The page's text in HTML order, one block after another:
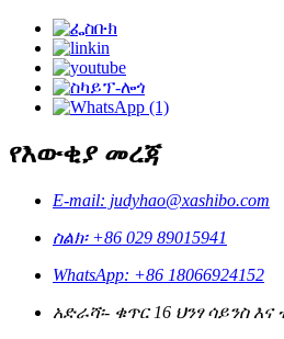
የእውቂያ መረጃ
E-mail: judyhao@xashibo.com
ስልክ፡ +86 029 89015941
WhatsApp: +86 18066924152
አድራሻ፡- ቁጥር 16 ህንፃ ሳይንስ